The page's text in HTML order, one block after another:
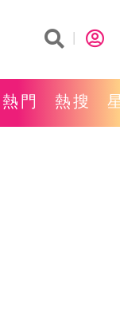
熱門 熱搜